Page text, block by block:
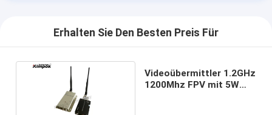
Erhalten Sie Den Besten Preis Für
Videoübermittler 1.2GHz
1200Mhz FPV mit 5W